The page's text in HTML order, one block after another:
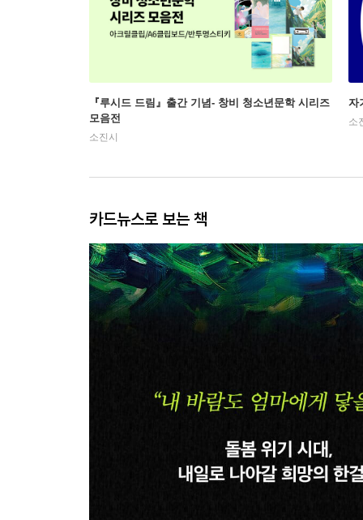
『루시드 드림』출간 기념- 창비 청소년문학 시리즈
모음전
소진시
자
소
카드뉴스로 보는 책